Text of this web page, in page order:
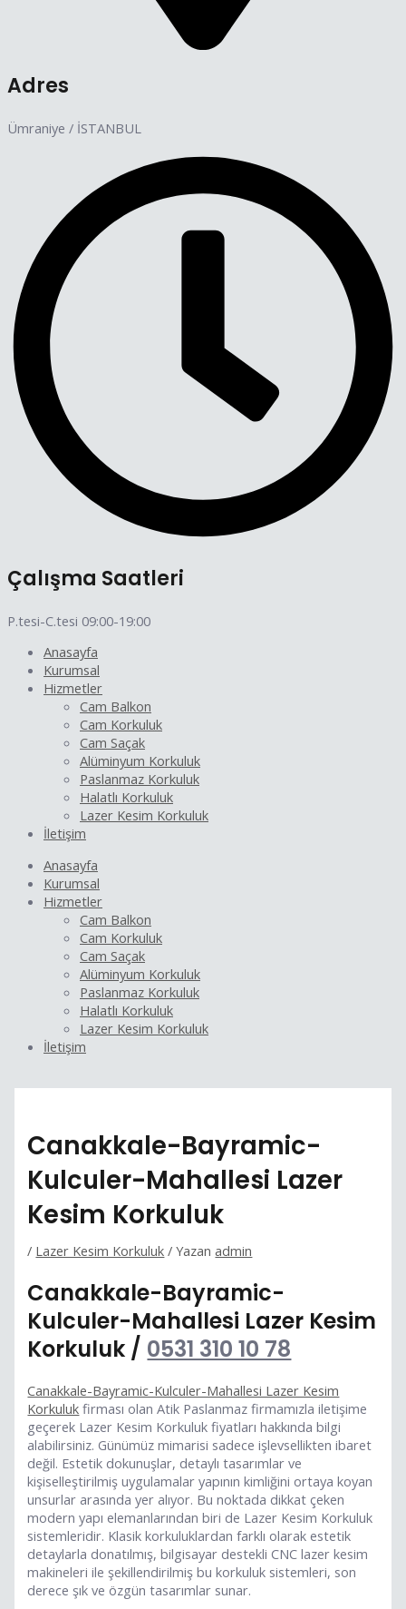
Adres
Ümraniye / İSTANBUL
Çalışma Saatleri
P.tesi-C.tesi 09:00-19:00
Anasayfa
Kurumsal
Hizmetler
Cam Balkon
Cam Korkuluk
Cam Saçak
Alüminyum Korkuluk
Paslanmaz Korkuluk
Halatlı Korkuluk
Lazer Kesim Korkuluk
İletişim
Anasayfa
Kurumsal
Hizmetler
Cam Balkon
Cam Korkuluk
Cam Saçak
Alüminyum Korkuluk
Paslanmaz Korkuluk
Halatlı Korkuluk
Lazer Kesim Korkuluk
İletişim
Canakkale-Bayramic-
Kulculer-Mahallesi Lazer
Kesim Korkuluk
/ Lazer Kesim Korkuluk / Yazan admin
Canakkale-Bayramic-
Kulculer-Mahallesi Lazer Kesim
Korkuluk / 0531 310 10 78
Canakkale-Bayramic-Kulculer-Mahallesi Lazer Kesim
Korkuluk firması olan Atik Paslanmaz firmamızla iletişime
geçerek Lazer Kesim Korkuluk fiyatları hakkında bilgi
alabilirsiniz. Günümüz mimarisi sadece işlevsellikten ibaret
değil. Estetik dokunuşlar, detaylı tasarımlar ve
kişiselleştirilmiş uygulamalar yapının kimliğini ortaya koyan
unsurlar arasında yer alıyor. Bu noktada dikkat çeken
modern yapı elemanlarından biri de Lazer Kesim Korkuluk
sistemleridir. Klasik korkuluklardan farklı olarak estetik
detaylarla donatılmış, bilgisayar destekli CNC lazer kesim
makineleri ile şekillendirilmiş bu korkuluk sistemleri, son
derece şık ve özgün tasarımlar sunar.